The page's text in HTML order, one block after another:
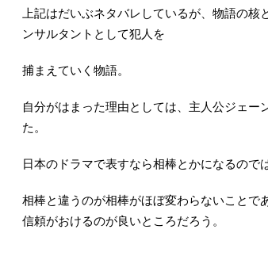
上記はだいぶネタバレしているが、物語の
ンサルタントとして犯人を
捕まえていく物語。
自分がはまった理由としては、主人公ジェー
た。
日本のドラマで表すなら相棒とかになるので
相棒と違うのが相棒がほぼ変わらないことで
信頼がおけるのが良いところだろう。